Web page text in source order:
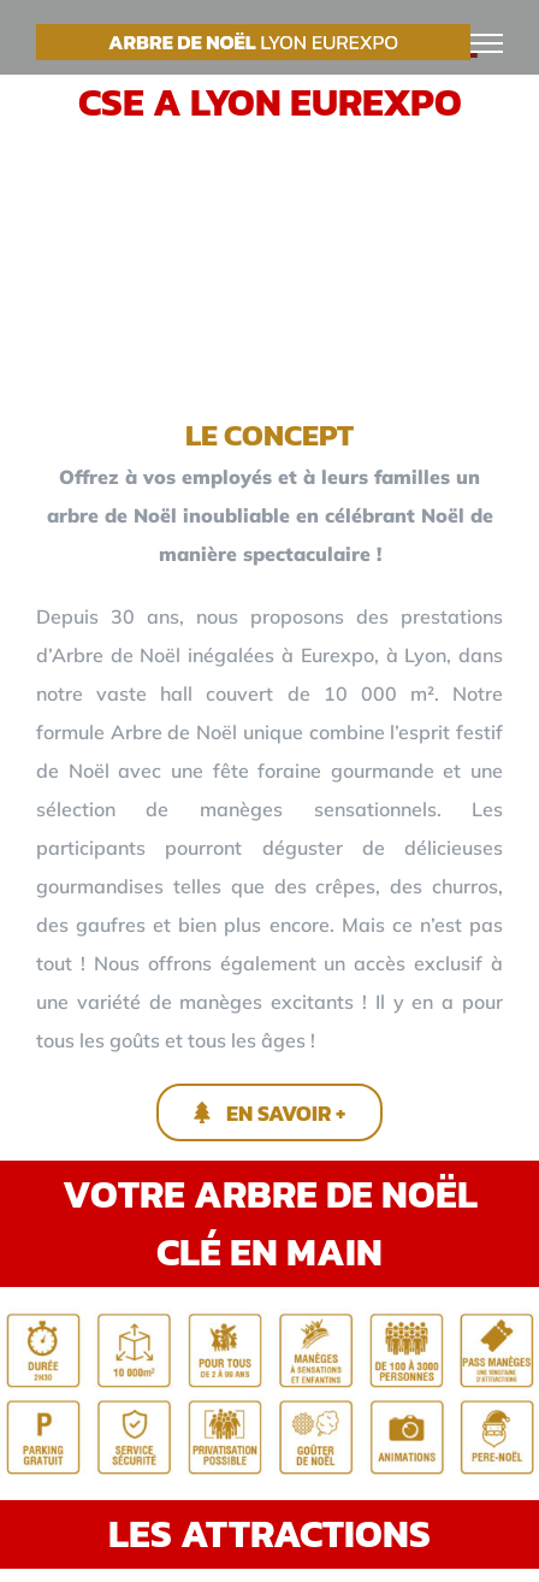
PasserVOTRE ARBRE DE NOËL
CSE A LYON EUREXPO
LE CONCEPT
Offrez à vos employés et à leurs familles un
arbre de Noël inoubliable en célébrant Noël de
manière spectaculaire !
Depuis 30 ans, nous proposons des prestations
d’Arbre de Noël inégalées à Eurexpo, à Lyon, dans
notre vaste hall couvert de 10 000 m². Notre
formule Arbre de Noël unique combine l’esprit festif
de Noël avec une fête foraine gourmande et une
sélection de manèges sensationnels. Les
participants pourront déguster de délicieuses
gourmandises telles que des crêpes, des churros,
des gaufres et bien plus encore. Mais ce n’est pas
tout ! Nous offrons également un accès exclusif à
une variété de manèges excitants ! Il y en a pour
tous les goûts et tous les âges !
EN SAVOIR +
VOTRE ARBRE DE NOËL
CLÉ EN MAIN
LES ATTRACTIONS